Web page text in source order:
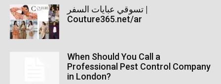
تسوقي عبايات السفر |
Couture365.net/ar
When Should You Call a
Professional Pest Control Company
in London?